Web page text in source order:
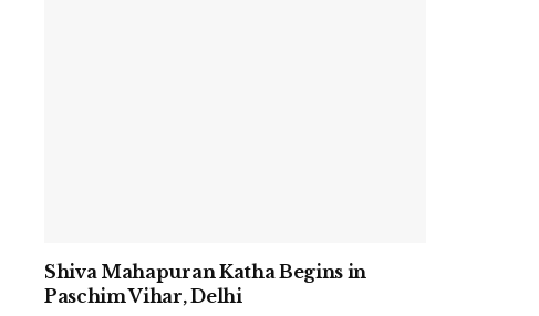
Shiva Mahapuran Katha Begins in
Paschim Vihar, Delhi